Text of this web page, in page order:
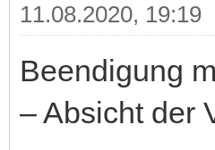
11.08.2020, 19:19
Beendigung
– Absicht der